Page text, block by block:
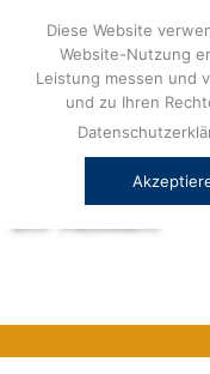
springen
Diese Website
Website-Nutzung
Leistung messen und
und zu Ihren